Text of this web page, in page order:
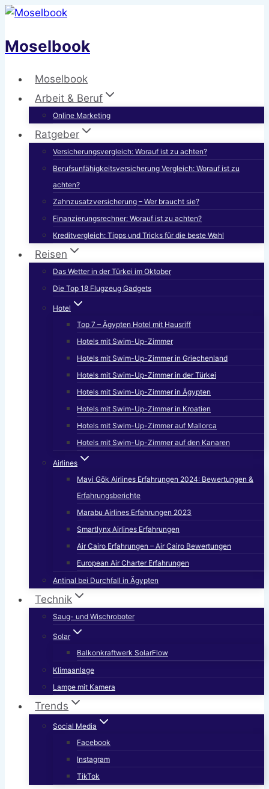
Zum
springen
Moselbook
Moselbook
Arbeit & Beruf
Online Marketing
Ratgeber
Versicherungsvergleich: Worauf ist zu achten?
Berufsunfähigkeitsversicherung Vergleich: Worauf ist zu
achten?
Zahnzusatzversicherung – Wer braucht sie?
Finanzierungsrechner: Worauf ist zu achten?
Kreditvergleich: Tipps und Tricks für die beste Wahl
Reisen
Das Wetter in der Türkei im Oktober
Die Top 18 Flugzeug Gadgets
Hotel
Top 7 – Ägypten Hotel mit Hausriff
Hotels mit Swim-Up-Zimmer
Hotels mit Swim-Up-Zimmer in Griechenland
Hotels mit Swim-Up-Zimmer in der Türkei
Hotels mit Swim-Up-Zimmer in Ägypten
Hotels mit Swim-Up-Zimmer in Kroatien
Hotels mit Swim-Up-Zimmer auf Mallorca
Hotels mit Swim-Up-Zimmer auf den Kanaren
Airlines
Mavi Gök Airlines Erfahrungen 2024: Bewertungen &
Erfahrungsberichte
Marabu Airlines Erfahrungen 2023
Smartlynx Airlines Erfahrungen
Air Cairo Erfahrungen – Air Cairo Bewertungen
European Air Charter Erfahrungen
Antinal bei Durchfall in Ägypten
Technik
Saug- und Wischroboter
Solar
Balkonkraftwerk SolarFlow
Klimaanlage
Lampe mit Kamera
Trends
Social Media
Facebook
Instagram
TikTok